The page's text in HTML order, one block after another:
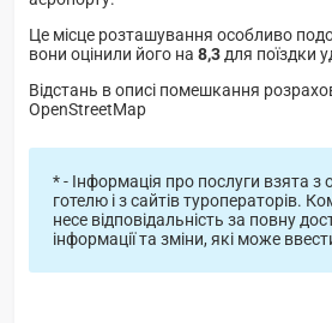
Це місце розташування особливо
вони оцінили його на 8,3 для поїздки
Відстань в описі помешкання
OpenStreetMap
* - Інформація про послуги взята з
готелю і з сайтів туроператорів.
несе відповідальність за повну
інформації та зміни, які може